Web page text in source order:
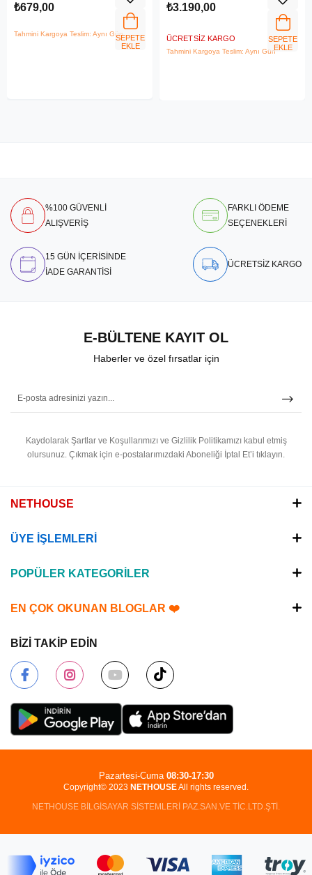
₺679,00
Tahmini Kargoya Teslim: Aynı GünSEPETE
EKLE
₺3.190,00
ÜCRETSIZ KARGO
Tahmini Kargoya Teslim: Aynı Gün
SEPETE
EKLE
%100 GÜVENLİ
ALIŞVERİŞ
FARKLI ÖDEME
SEÇENEKLERİ
15 GÜN İÇERİSİNDE
İADE GARANTİSİ
ÜCRETSİZ KARGO
E-BÜLTENE KAYIT OL
Haberler ve özel fırsatlar için
Kaydolarak Şartlar ve Koşullarımızı ve Gizlilik Politikamızı kabul etmiş
olursunuz. Çıkmak için e-postalarımızdaki Aboneliği İptal Et’i tıklayın.
NETHOUSE
ÜYE İŞLEMLERİ
POPÜLER KATEGORİLER
EN ÇOK OKUNAN BLOGLAR ❤️
BİZİ TAKİP EDİN
Copyright© 2023 NETHOUSEAll rights reserved.
NETHOUSE BİLGİSAYAR SİSTEMLERİ PAZ.SAN.VE TİC.LTD.ŞTİ.
Pazartesi-Cuma 08:30-17:30